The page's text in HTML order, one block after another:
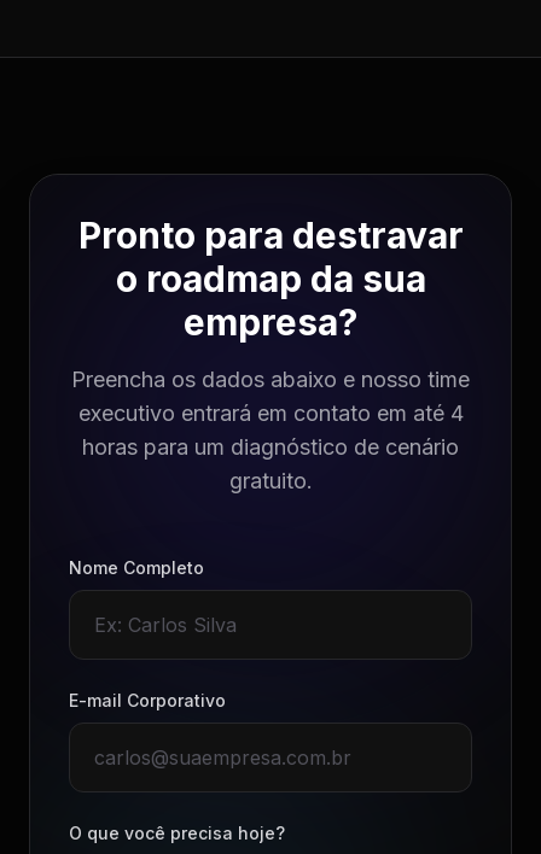
Pronto para destravar
o roadmap da sua
empresa?
Preencha os dados abaixo e nosso time
executivo entrará em contato em até 4
horas para um diagnóstico de cenário
gratuito.
Nome Completo
E-mail Corporativo
O que você precisa hoje?